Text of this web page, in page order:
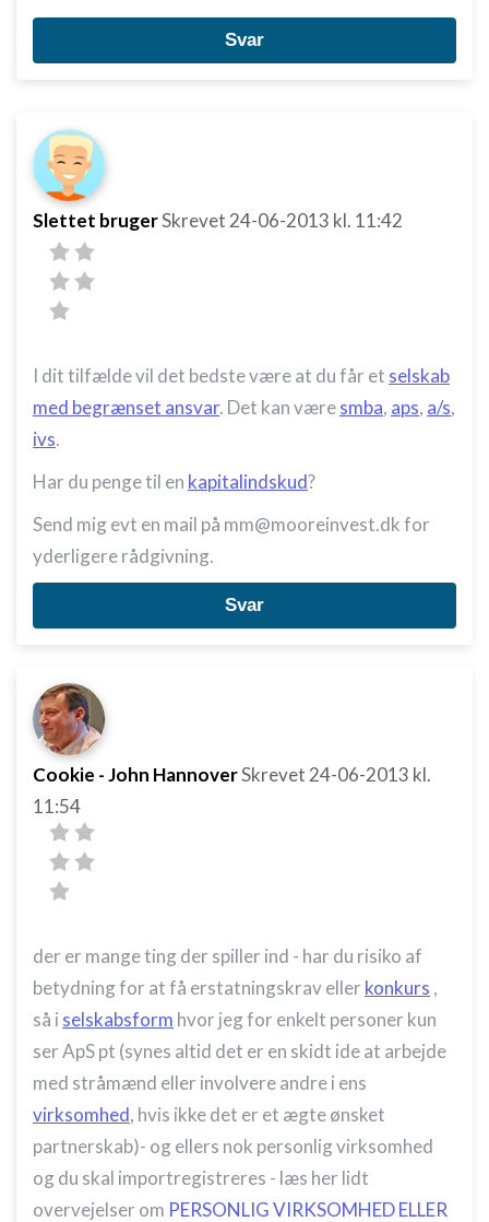
Svar
Slettet brugerSkrevet 24-06-2013 kl. 11:42
I dit tilfælde vil det bedste være at du får et selskab
med begrænset ansvar. Det kan væresmba, aps, a/s,
ivs.
Har du penge til en kapitalindskud?
Send mig evt en mail på mm@mooreinvest.dk for
yderligere rådgivning.
Svar
Cookie - John HannoverSkrevet 24-06-2013 kl.
11:54
der er mange ting der spiller ind - har du risiko af
betydning for at få erstatningskrav eller konkurs ,
så i selskabsform hvor jeg for enkelt personer kun
ser ApS pt (synes altid det er en skidt ide at arbejde
med stråmænd eller involvere andre i ens
virksomhed, hvis ikke det er et ægte ønsket
partnerskab)- og ellers nok personlig virksomhed
og du skal importregistreres - læs her lidt
overvejelser om PERSONLIG VIRKSOMHED ELLER